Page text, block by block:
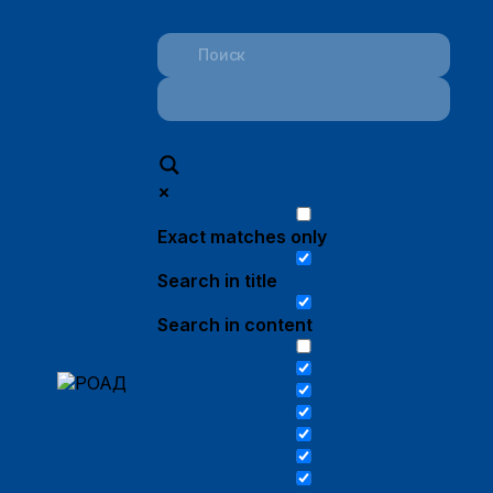
Exact matches only
Search in title
Search in content